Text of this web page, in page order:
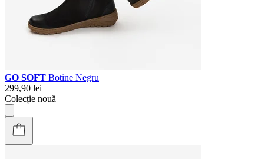
GO SOFT Botine Negru
299,90 lei
Colecție nouă